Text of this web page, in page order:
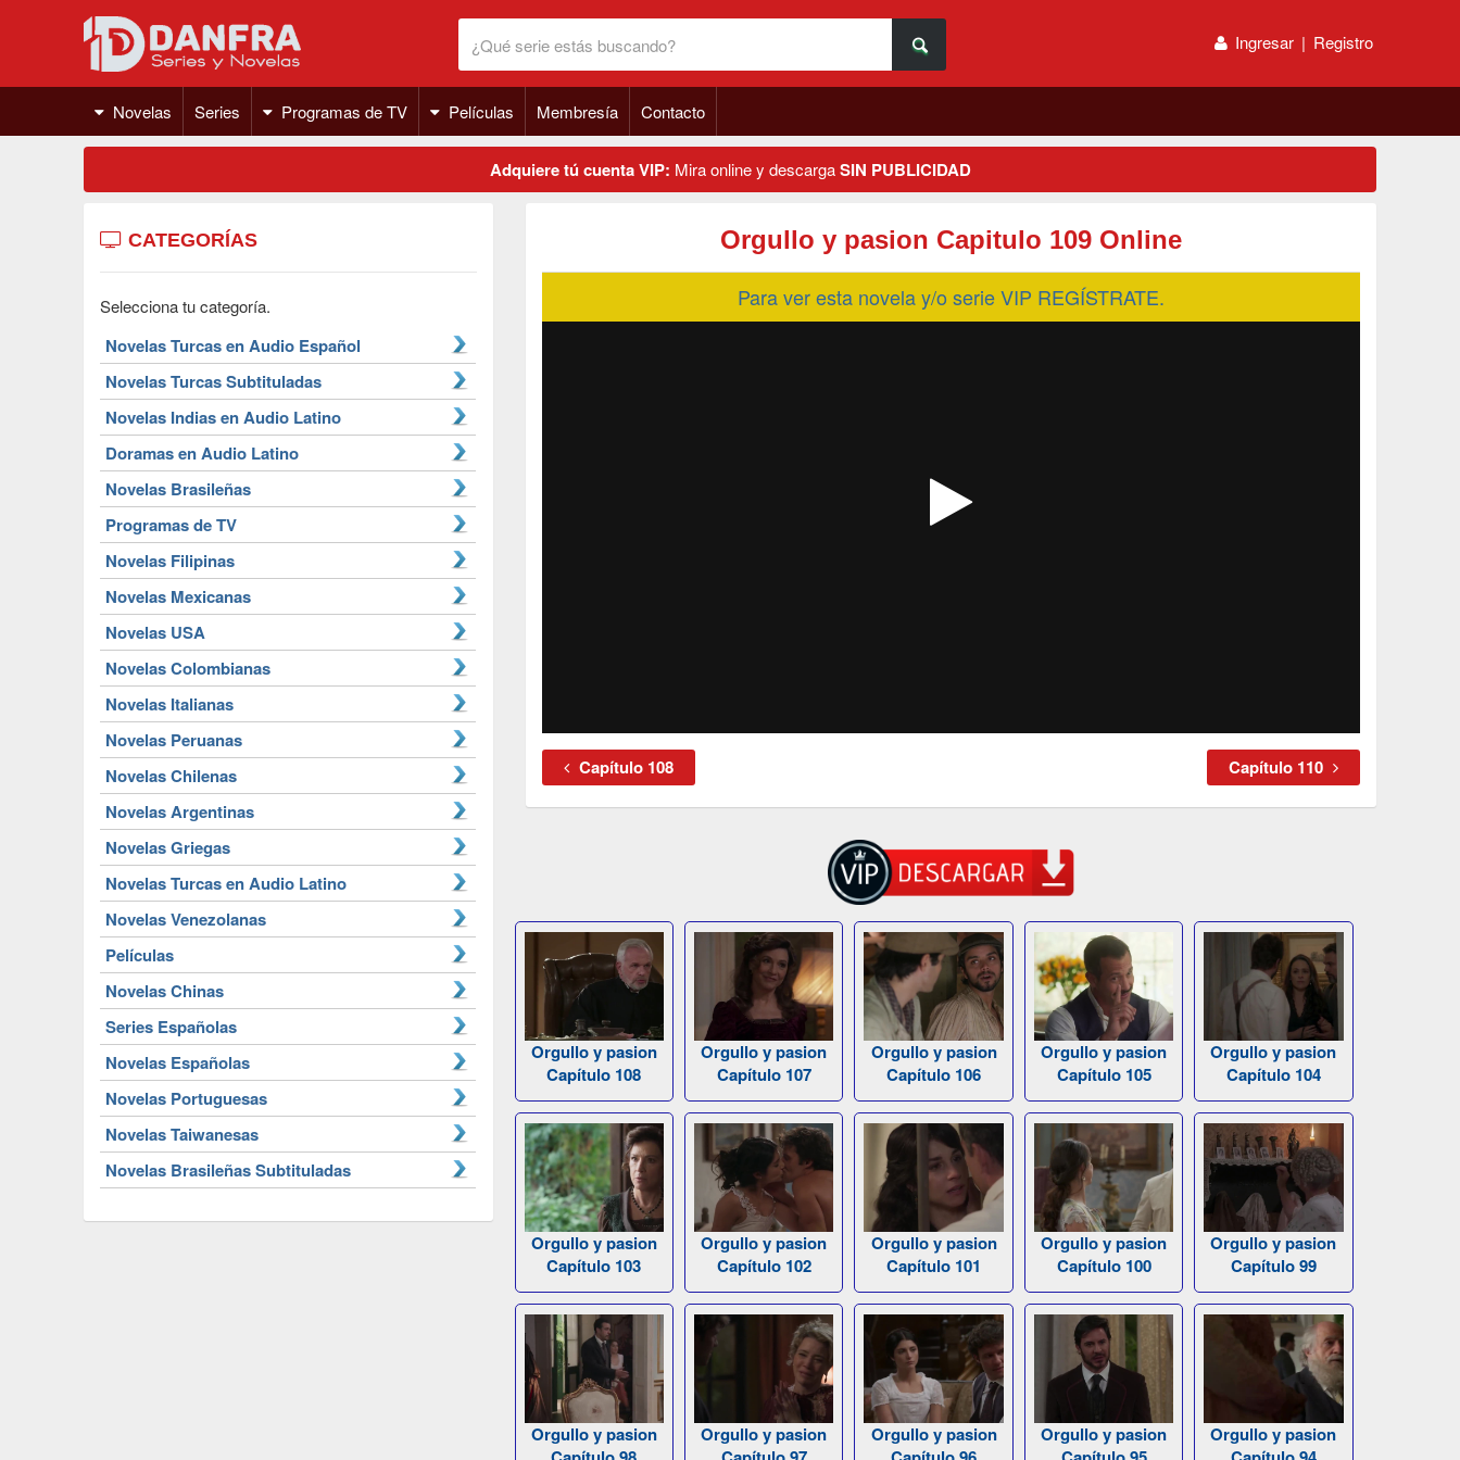
Ingresar | Registro
Novelas Series Programas de TV Películas Membresía Contacto
Adquiere tú cuenta VIP: Mira online y descargaSIN PUBLICIDAD
CATEGORÍAS
Selecciona tu categoría.
Novelas Turcas en Audio Español
Novelas Turcas Subtituladas
Novelas Indias en Audio Latino
Doramas en Audio Latino
Novelas Brasileñas
Programas de TV
Novelas Filipinas
Novelas Mexicanas
Novelas USA
Novelas Colombianas
Novelas Italianas
Novelas Peruanas
Novelas Chilenas
Novelas Argentinas
Novelas Griegas
Novelas Turcas en Audio Latino
Novelas Venezolanas
Películas
Novelas Chinas
Series Españolas
Novelas Españolas
Novelas Portuguesas
Novelas Taiwanesas
Novelas Brasileñas Subtituladas
Orgullo y pasion Capitulo 109 Online
Para ver esta novela y/o serie VIP REGÍSTRATE.
Capítulo 108 Capítulo 110
Orgullo y pasion
Capítulo 108
Orgullo y pasion
Capítulo 107
Orgullo y pasion
Capítulo 106
Orgullo y pasion
Capítulo 105
Orgullo y pasion
Capítulo 104
Orgullo y pasion
Capítulo 103
Orgullo y pasion
Capítulo 102
Orgullo y pasion
Capítulo 101
Orgullo y pasion
Capítulo 100
Orgullo y pasion
Capítulo 99
Orgullo y pasion
Orgullo y pasion
Orgullo y pasion
Orgullo y pasion
Orgullo y pasion